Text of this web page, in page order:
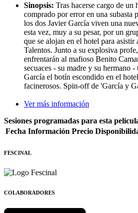
Sinopsis: Tras hacerse cargo de un
comprado por error en una subasta
los dos Javier García viven una
esta vez, muy a su pesar, por un
que se alojan en el hotel para
Talentos. Junto a su explosiva
enfrentarán al mafioso Benito
secuaces - su madre y su hermano
García el botín escondido en el
facinerosos. Spin-off de 'García y
Ver más información
Sesiones programadas para esta
Fecha Información Precio
FESCINAL
COLABORADORES